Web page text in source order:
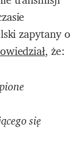
zapytany o
, że:
się